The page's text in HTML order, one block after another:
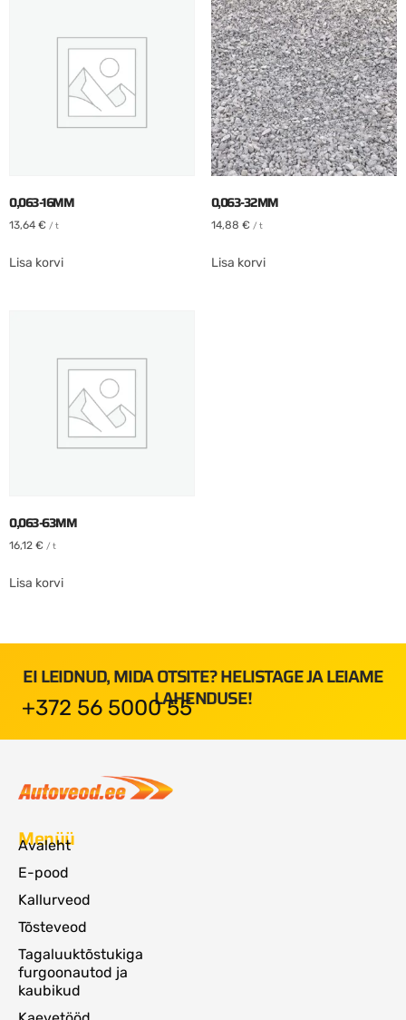
0,063-16MM
13,64 € / t
Lisa korvi
0,063-32MM
14,88 € / t
Lisa korvi
0,063-63MM
16,12 € / t
Lisa korvi
EI LEIDNUD, MIDA OTSITE? HELISTAGE JA LEIAME
LAHENDUSE!
+372 56 5000 55
Menüü
Avaleht
E-pood
Kallurveod
Tõsteveod
Tagaluuktõstukiga
furgoonautod ja
kaubikud